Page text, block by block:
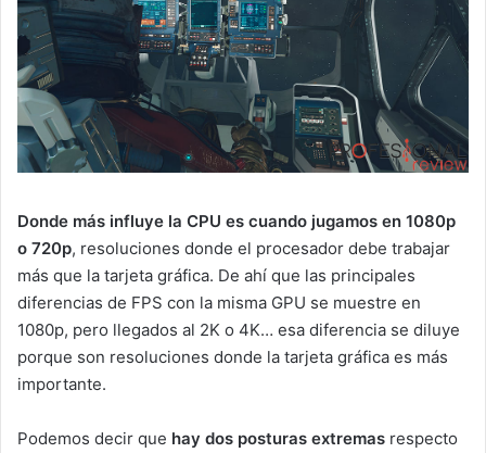
Donde más influye la CPU es cuando jugamos en 1080p
o 720p, resoluciones donde el procesador debe trabajar
más que la tarjeta gráfica. De ahí que las principales
diferencias de FPS con la misma GPU se muestre en
1080p, pero llegados al 2K o 4K… esa diferencia se diluye
porque son resoluciones donde la tarjeta gráfica es más
importante.
Podemos decir que hay dos posturas extremas respecto